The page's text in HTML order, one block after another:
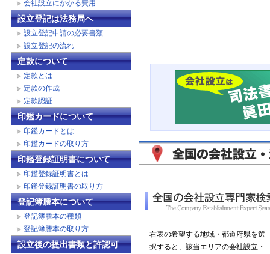
会社設立にかかる費用
設立登記は法務局へ
設立登記申請の必要書類
設立登記の流れ
定款について
定款とは
定款の作成
定款認証
印鑑カードについて
印鑑カードとは
印鑑カードの取り方
印鑑登録証明書について
印鑑登録証明書とは
印鑑登録証明書の取り方
登記簿謄本について
登記簿謄本の種類
登記簿謄本の取り方
設立後の提出書類と許認可
右表の希望する地域・都道府県を選
択すると、該当エリアの会社設立・